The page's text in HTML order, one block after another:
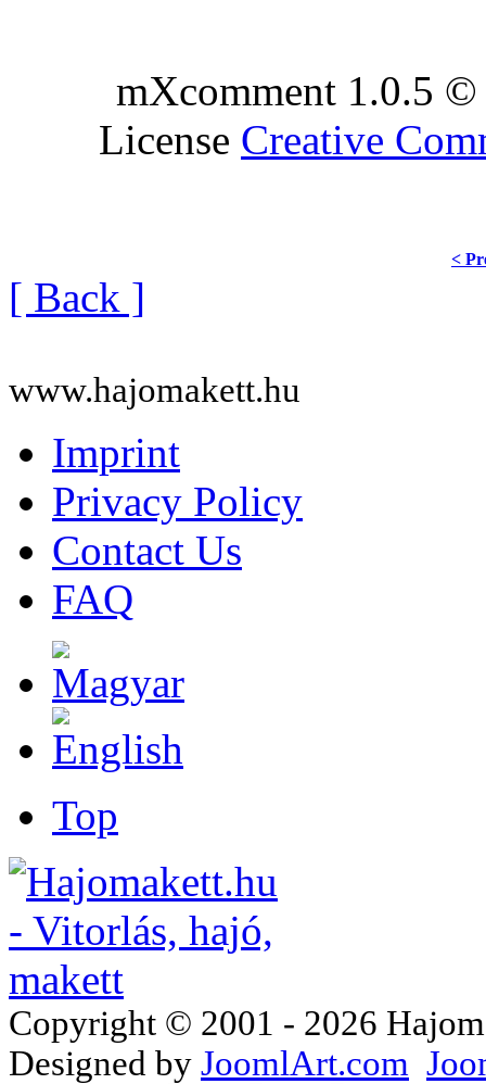
mXcomment 1.0.5
License Creative
<
[ Back ]
www.hajomakett.hu
Imprint
Privacy Policy
Contact Us
FAQ
Top
Copyright © 2001 - 2026
Designed by JoomlArt.com